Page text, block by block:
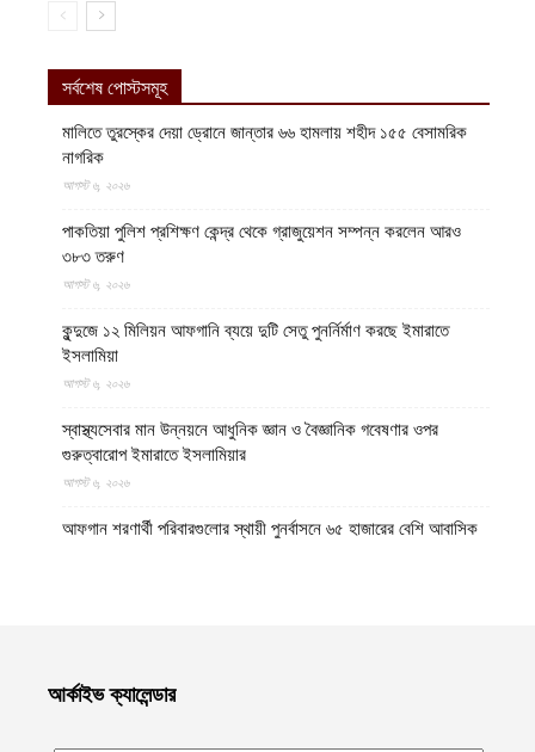
সর্বশেষ পোস্টসমূহ
মালিতে তুরস্কের দেয়া ড্রোনে জান্তার ৬৬ হামলায় শহীদ ১৫৫ বেসামরিক
নাগরিক
আগস্ট ৬, ২০২৬
পাকতিয়া পুলিশ প্রশিক্ষণ কেন্দ্র থেকে গ্রাজুয়েশন সম্পন্ন করলেন আরও
৩৮৩ তরুণ
আগস্ট ৬, ২০২৬
কুন্দুজে ১২ মিলিয়ন আফগানি ব্যয়ে দুটি সেতু পুনর্নির্মাণ করছে ইমারাতে
ইসলামিয়া
আগস্ট ৬, ২০২৬
স্বাস্থ্যসেবার মান উন্নয়নে আধুনিক জ্ঞান ও বৈজ্ঞানিক গবেষণার ওপর
গুরুত্বারোপ ইমারাতে ইসলামিয়ার
আগস্ট ৬, ২০২৬
আফগান শরণার্থী পরিবারগুলোর স্থায়ী পুনর্বাসনে ৬৫ হাজারের বেশি আবাসিক
ইসলামিয়া
আগস্ট ৬, ২০২৬
আর্কাইভ ক্যালেন্ডার